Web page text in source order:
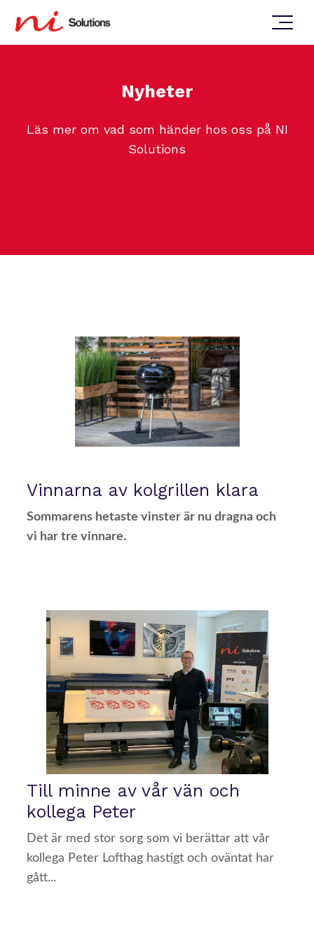
Nyheter
Läs mer om vad som händer hos oss på NI
Solutions
Vinnarna av kolgrillen klara
Sommarens hetaste vinster är nu dragna och
vi har tre vinnare.
Till minne av vår vän och
kollega Peter
Det är med stor sorg som vi berättar att vår
kollega Peter Lofthag hastigt och oväntat har
gått...